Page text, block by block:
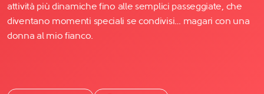
attività più dinamiche fino alle semplici passeggiate, che
diventano momenti speciali se condivisi… magari con una
donna al mio fianco.